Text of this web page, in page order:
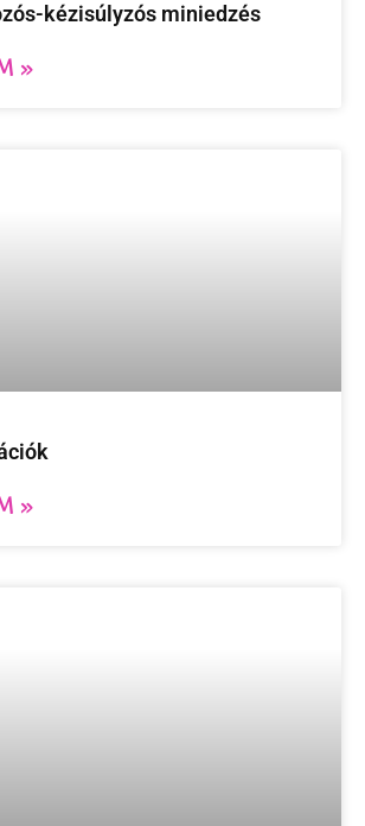
kézisúlyzós miniedzés
»
»